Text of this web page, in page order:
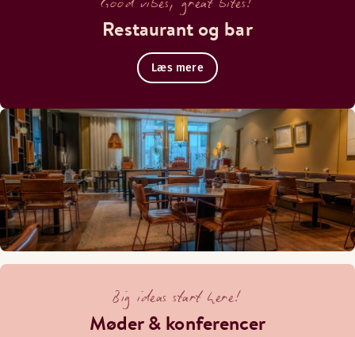
Restaurant og bar
Læs mere
Big ideas start here!
Møder & konferencer